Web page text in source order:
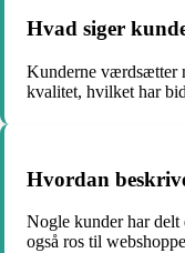
Hvad siger
Kunderne værdsætter
kvalitet, hvilket har
Hvordan
Nogle kunder har delt
også ros til